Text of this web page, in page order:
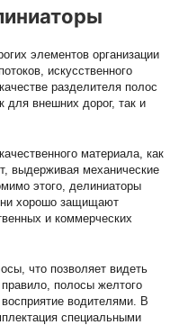
элементов организации
искусственного
разделителя полос
для внешних дорог, так и
материала, как
выдерживая механические
этого, делиниаторы
хорошо защищают
и коммерческих
что позволяет видеть
полосы желтого
водителями. В
специальными